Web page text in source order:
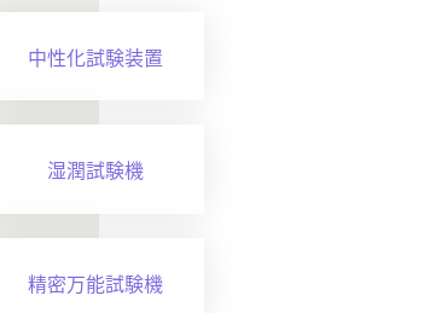
中性化試験装置
湿潤試験機
精密万能試験機